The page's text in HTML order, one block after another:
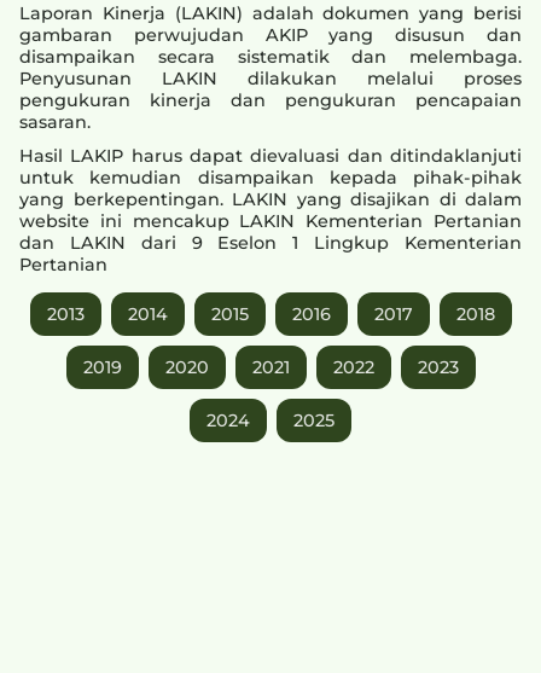
Laporan Kinerja (LAKIN) adalah dokumen yang berisi
gambaran perwujudan AKIP yang disusun dan
disampaikan secara sistematik dan melembaga.
Penyusunan LAKIN dilakukan melalui proses
pengukuran kinerja dan pengukuran pencapaian
sasaran.
Hasil LAKIP harus dapat dievaluasi dan ditindaklanjuti
untuk kemudian disampaikan kepada pihak-pihak
yang berkepentingan. LAKIN yang disajikan di dalam
website ini mencakup LAKIN Kementerian Pertanian
dan LAKIN dari 9 Eselon 1 Lingkup Kementerian
Pertanian
2013 2014 2015 2016 2017 2018
2019 2020 2021 2022 2023
2024 2025